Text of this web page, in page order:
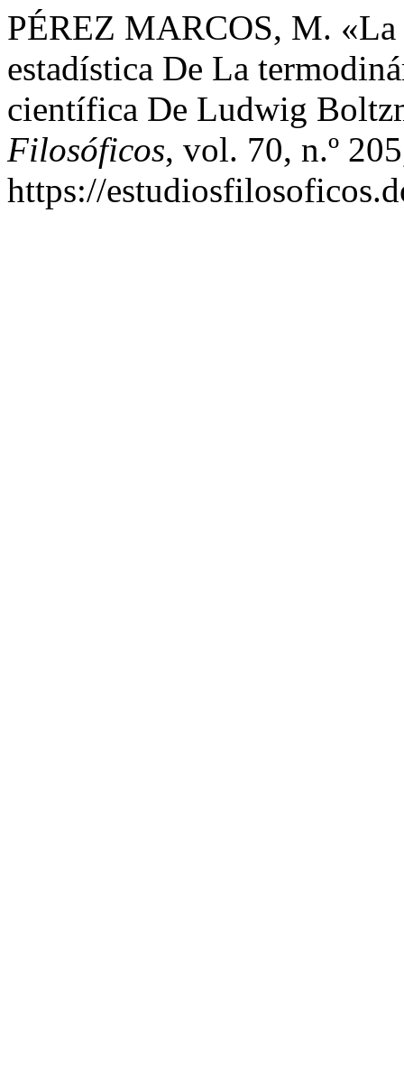
PÉREZ MARCOS, M.
estadística De La
científica De Ludwig
Filosóficos, vol. 70, n.º
https://